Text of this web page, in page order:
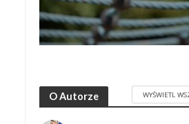
O Autorze WYŚWIETL